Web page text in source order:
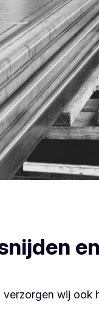
wij ook